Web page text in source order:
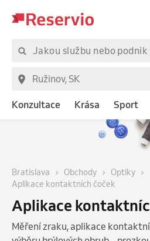
Konzultace Krása Sport
Bratislava Obchody
Optiky
Aplikace kontaktních čoček
Aplikace
Měření zraku, aplikace